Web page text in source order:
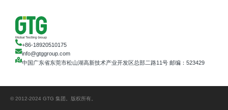
+86-18920510175
info@gtggroup.com
中国广东省东莞市松山湖高新技术产业开发区总部二路11号 邮编：523429
© 2012-2024 GTG 集团。版权所有。